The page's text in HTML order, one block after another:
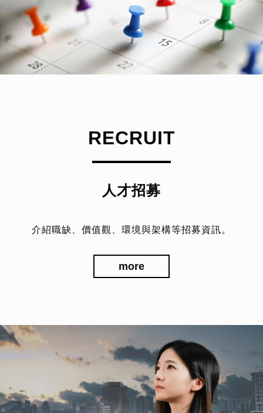
RECRUIT
人才招募
介紹職缺、價值觀、環境與架構等招募資訊。
more